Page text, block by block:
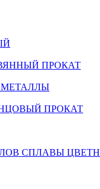
ПРОКАТ
МЕТАЛЛЫ
ПРОКАТ
СПЛАВЫ